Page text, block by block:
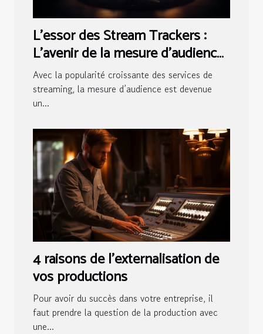
L'essor des Stream Trackers :
L'avenir de la mesure d'audience
en streaming
Avec la popularité croissante des services de
streaming, la mesure d’audience est devenue
un...
4 raisons de l'externalisation de
vos productions
Pour avoir du succès dans votre entreprise, il
faut prendre la question de la production avec
une...